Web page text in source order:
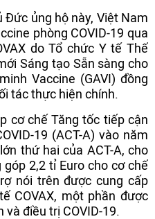
Đức ủng hộ này, Việt Nam
phòng COVID-19 qua
do Tổ chức Y tế Thế
Sáng tạo Sẵn sàng cho
Vaccine (GAVI) đồng
tác thực hiện chính.
cơ chế Tăng tốc tiếp cận
19 (ACT-A) vào năm
thứ hai của ACT-A, cho
2,2 tỉ Euro cho cơ chế
nói trên được cung cấp
COVAX, một phần được
điều trị COVID-19.